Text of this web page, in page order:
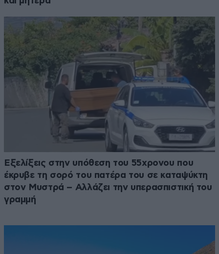
Εξελίξεις στην υπόθεση του 55χρονου που
έκρυβε τη σορό του πατέρα του σε καταψύκτη
στον Μυστρά – Αλλάζει την υπερασπιστική του
γραμμή